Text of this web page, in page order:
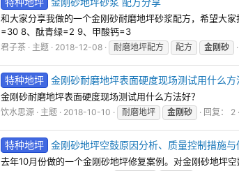
和大家分享我做的一个金刚砂耐磨地坪砂浆配方，希望
=30 8、酞青绿=2 9、甲酸钙=3
君子茶 主题 2018-12-08 耐磨地坪配方 配方 金刚砂
特种地坪 金刚砂耐磨地坪表面硬度现场测试用什么方
金刚砂耐磨地坪表面硬度现场测试用什么方法好？
饮水思源 主题 2018-10-10 耐磨地坪 金刚砂 回复： 2
特种地坪 金刚砂地坪空鼓原因分析、质量控制措施与
去年10月份做的一个金刚砂地坪修复案例。对金刚砂地坪